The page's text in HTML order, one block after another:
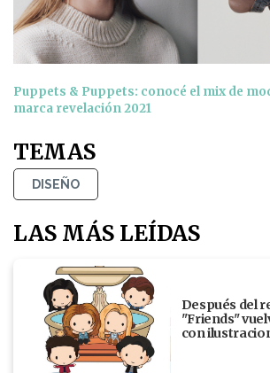
Puppets & Puppets: conocé el mix de
marca revelación 2021
TEMAS
DISEÑO
LAS MÁS LEÍDAS
Después del
"Friends"
con